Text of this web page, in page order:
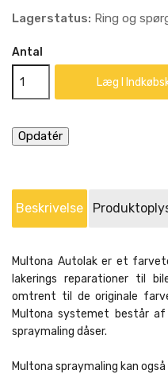
Lagerstatus: Ring og
Antal
Læg I
Beskrivelse
Multona Autolak er et
lakerings reparationer til
omtrent til de originale
Multona systemet består
spraymaling dåser.
Multona spraymaling kan